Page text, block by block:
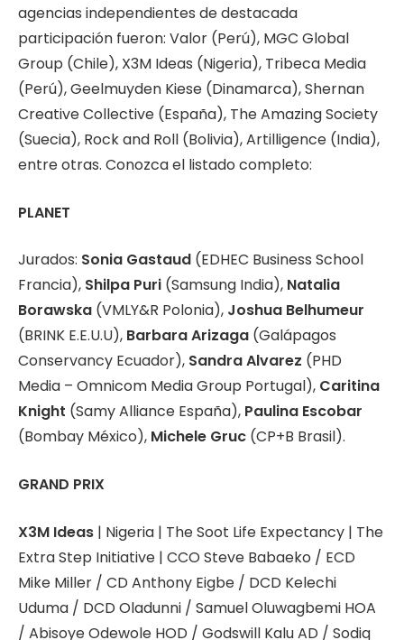
agencias independientes de destacada
participación fueron: Valor (Perú), MGC Global
Group (Chile), X3M Ideas (Nigeria), Tribeca Media
(Perú), Geelmuyden Kiese (Dinamarca), Shernan
Creative Collective (España), The Amazing Society
(Suecia), Rock and Roll (Bolivia), Artilligence (India),
entre otras. Conozca el listado completo:
PLANET
Jurados: Sonia Gastaud (EDHEC Business School
Francia), Shilpa Puri (Samsung India), Natalia
Borawska (VMLY&R Polonia), Joshua Belhumeur
(BRINK E.E.U.U), Barbara Arizaga (Galápagos
Conservancy Ecuador), Sandra Alvarez (PHD
Media – Omnicom Media Group Portugal), Caritina
Knight (Samy Alliance España), Paulina Escobar
(Bombay México), Michele Gruc (CP+B Brasil).
GRAND PRIX
X3M Ideas | Nigeria | The Soot Life Expectancy | The
Extra Step Initiative | CCO Steve Babaeko / ECD
Mike Miller / CD Anthony Eigbe / DCD Kelechi
Uduma / DCD Oladunni / Samuel Oluwagbemi HOA
/ Abisoye Odewole HOD / Godswill Kalu AD / Sodiq